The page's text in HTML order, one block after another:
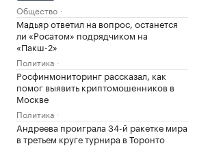
Общество
Мадьяр ответил на вопрос, останется
ли «Росатом» подрядчиком на
«Пакш-2»
Политика
Росфинмониторинг рассказал, как
помог выявить криптомошенников в
Москве
Политика
Андреева проиграла 34-й ракетке мира
в третьем круге турнира в Торонто